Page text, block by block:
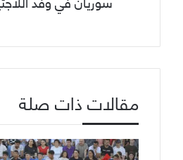
مقالات ذات صلة